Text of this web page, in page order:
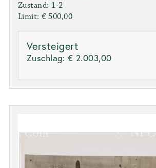
Zustand: 1-2
Limit: € 500,00
Versteigert
Zuschlag: € 2.003,00